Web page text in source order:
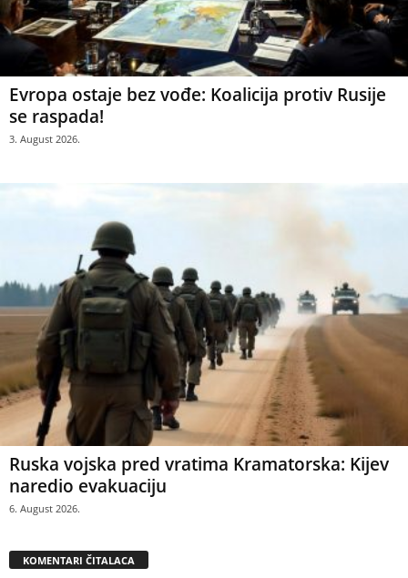
Evropa ostaje bez vođe: Koalicija protiv Rusije
se raspada!
3. August 2026.
Ruska vojska pred vratima Kramatorska: Kijev
naredio evakuaciju
6. August 2026.
KOMENTARI ČITALACA